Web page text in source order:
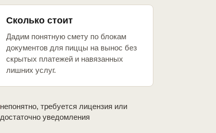
Сколько стоит
Дадим понятную смету по блокам
документов для пиццы на вынос без
скрытых платежей и навязанных
лишних услуг.
непонятно, требуется лицензия или
достаточно уведомления